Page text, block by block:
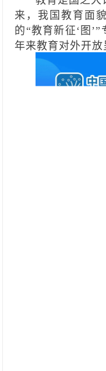
来，我国教育面
的“教育新征‘图
年来教育对外开